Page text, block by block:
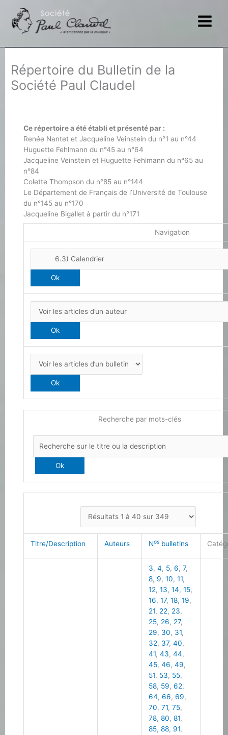
contenu
Répertoire du Bulletin de la
Société Paul Claudel
Ce répertoire a été établi et présenté par :
Renée Nantet et Jacqueline Veinstein du n°1 au n°44
Huguette Fehlmann du n°45 au n°64
Jacqueline Veinstein et Huguette Fehlmann du n°65 au
n°84
Colette Thompson du n°85 au n°144
Le Département de Français de l’Université de Toulouse
du n°145 au n°170
Jacqueline Bigallet à partir du n°171
Navigation
Recherche par mots-clés
Titre/Description Auteurs Nos bulletins
3,4, 5,6,7,
8, 9,10,11,
12,13,14,15,
16,17,18,19,
21, 22, 23,
25, 26, 27,
29, 30, 31,
32, 37,40,
41,43,44,
45,46,49,
51, 53, 55,
58, 59,62,
64,66,69,
70,71,75,
78,80,81,
85,88, 91,